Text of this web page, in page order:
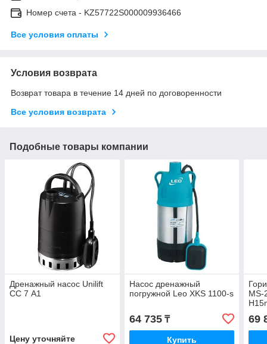
Номер счета - KZ57722S000009936466
Все условия оплаты
Условия возврата
Возврат товара в течение 14 дней по договоренности
Все условия возврата
Подобные товары компании
Дренажный насос Unilift
СС 7 А1
Цену уточняйте
Насос дренажный
погружной Leo XKS 1100-s
64 735₸
Купить
MS-
69